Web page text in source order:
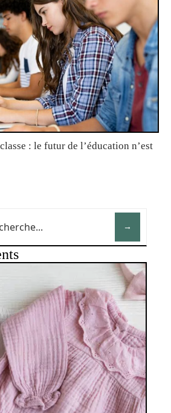
: le futur de l’éducation n’est